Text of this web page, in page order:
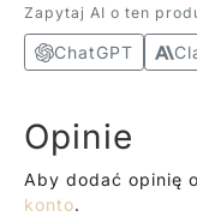
Zapytaj AI o ten
ChatGPT
Opinie
Aby dodać opinię
konto.